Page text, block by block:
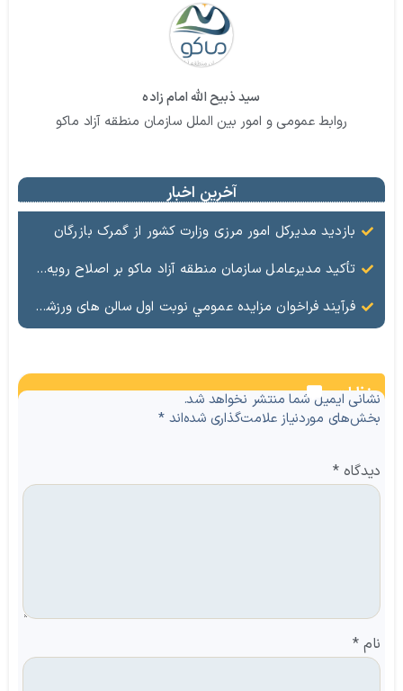
سید ذبیح الله امام زاده
روابط عمومی و امور بین الملل سازمان منطقه آزاد ماکو
آخرین اخبار
بازدید مدیرکل امور مرزی وزارت کشور از گمرک بازرگان
تأکید مدیرعامل سازمان منطقه آزاد ماکو بر اصلاح رویه‌ها و ارتقای جایگاه مرز بازرگان
فرآيند فراخوان مزایده عمومي نوبت اول سالن های ورزشی تحت اختیار منطقه آزاد ماکو در شهرهای بازرگان – شوط و پلدشت
نظرات
نشانی ایمیل شما منتشر نخواهد شد.
بخش‌های موردنیاز علامت‌گذاری شده‌اند*
دیدگاه*
نام *